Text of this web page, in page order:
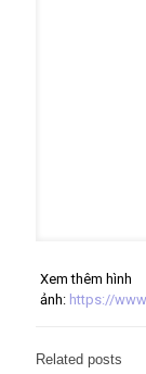
Xem thêm hình
ảnh: https://
Related posts